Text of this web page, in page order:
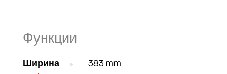
Функции
Ширина 383 mm